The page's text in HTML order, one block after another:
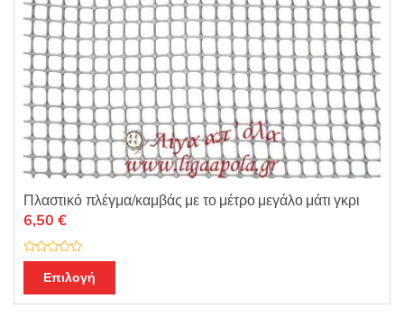
Πλαστικό πλέγμα/καμβάς με το μέτρο μεγάλο μάτι γκρι
Β
μ
ο
6,50 €
Επιλογή